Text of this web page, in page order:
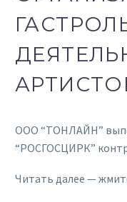
ООО “ТОНЛАЙН”
“РОСГОСЦИРК”
Читать далее —